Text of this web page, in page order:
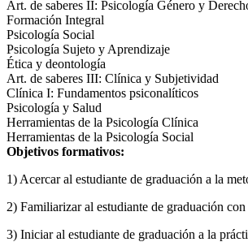
Art. de saberes II: Psicología Género y
Formación Integral
Psicología Social
Psicología Sujeto y Aprendizaje
Ética y deontología
Art. de saberes III: Clínica y Subjetividad
Clínica I: Fundamentos psiconalíticos
Psicología y Salud
Herramientas de la Psicología Clínica
Herramientas de la Psicología Social
Objetivos formativos:
1) Acercar al estudiante de graduación a la
2) Familiarizar al estudiante de graduación
3) Iniciar al estudiante de graduación a la